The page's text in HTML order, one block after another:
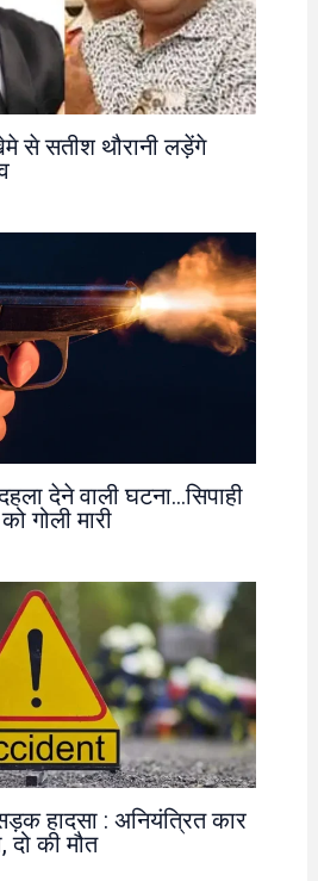
से सतीश थौरानी लड़ेंगे
देने वाली घटना…सिपाही
गोली मारी
हादसा : अनियंत्रित कार
दो की मौत